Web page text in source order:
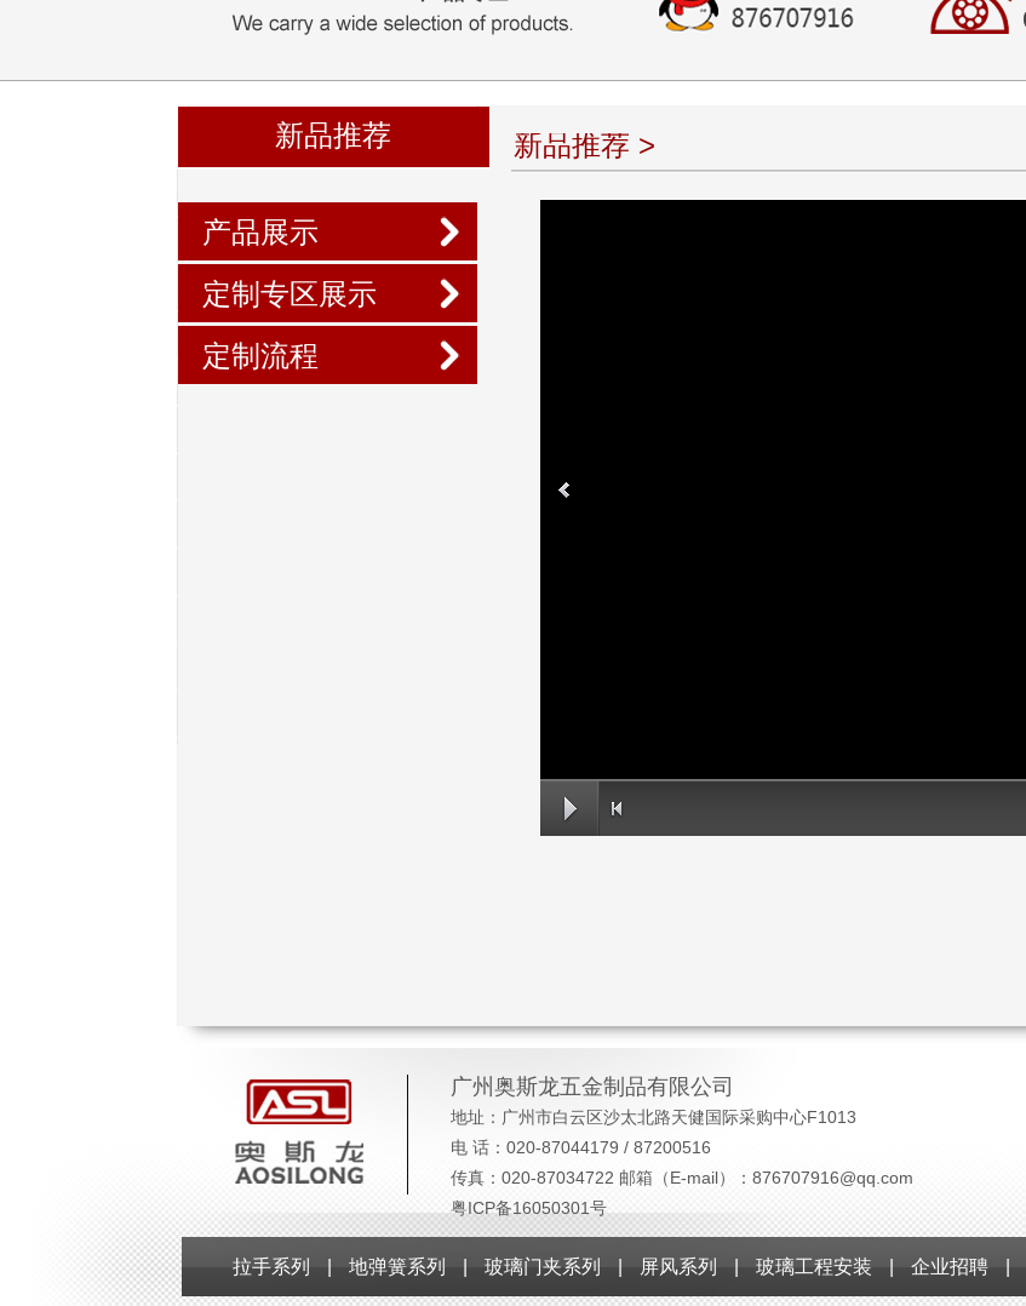
新品推荐
产品展示
定制专区展示
定制流程
新品推荐 >
广州奥斯龙五金制品有限公司
地址：广州市白云区沙太北路天健国际采购中心F1013
电 话：020-87044179 / 87200516
传真：020-87034722 邮箱（E-mail）：876707916@qq.com
粤ICP备16050301号
拉手系列 地弹簧系列 玻璃门夹系列 屏风系列 玻璃工程安装 企业招聘